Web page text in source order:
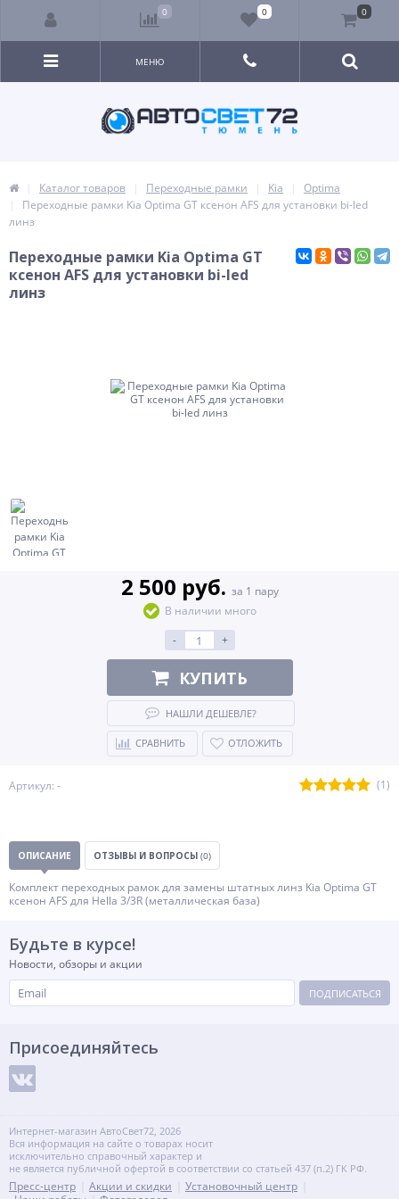
МЕНЮ
Каталог товаров Переходные рамки Kia
Optima
Переходные рамки Kia Optima GT ксенон AFS для установки bi-led
линз
Переходные рамки Kia Optima GT
ксенон AFS для установки bi-led
линз
Артикул: - (1)
2 500 руб. за 1 пару
В наличии много
-
+
КУПИТЬ
НАШЛИ ДЕШЕВЛЕ?
СРАВНИТЬ ОТЛОЖИТЬ
ОПИСАНИЕ ОТЗЫВЫ И ВОПРОСЫ (0)
Комплект переходных рамок для замены штатных линз Kia Optima GT
ксенон AFS для Hella 3/3R (металлическая база)
Будьте в курсе!
Новости, обзоры и акции
ПОДПИСАТЬСЯ
Присоединяйтесь
Интернет-магазин АвтоСвет72, 2026
Вся информация на сайте о товарах носит
исключительно справочный характер и
не является публичной офертой в соответствии со статьей 437 (п.2) ГК РФ.
Пресс-центр Акции и скидки
Установочный центр
0 0 0